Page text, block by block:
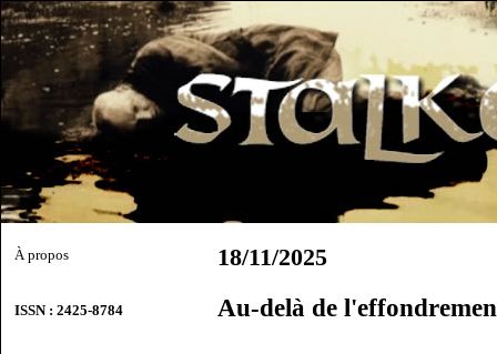
À propos
ISSN : 2425-8784
18/11/2025
Au-delà de